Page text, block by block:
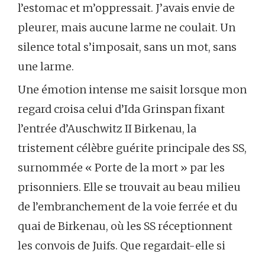
l’estomac et m’oppressait. J’avais envie de
pleurer, mais aucune larme ne coulait. Un
silence total s’imposait, sans un mot, sans
une larme.
Une émotion intense me saisit lorsque mon
regard croisa celui d’Ida Grinspan fixant
l’entrée d’Auschwitz II Birkenau, la
tristement célèbre guérite principale des SS,
surnommée « Porte de la mort » par les
prisonniers. Elle se trouvait au beau milieu
de l’embranchement de la voie ferrée et du
quai de Birkenau, où les SS réceptionnent
les convois de Juifs. Que regardait-elle si